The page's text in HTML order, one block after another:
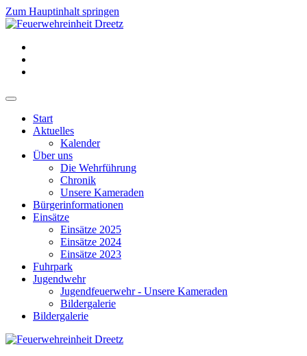
Zum Hauptinhalt springen
Start
Aktuelles
Kalender
Über uns
Die Wehrführung
Chronik
Unsere Kameraden
Bürgerinformationen
Einsätze
Einsätze 2025
Einsätze 2024
Einsätze 2023
Fuhrpark
Jugendwehr
Jugendfeuerwehr - Unsere Kameraden
Bildergalerie
Bildergalerie